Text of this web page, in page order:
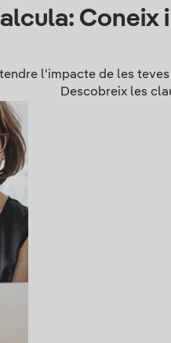
Coneix
l'impacte de les
Descobreix les